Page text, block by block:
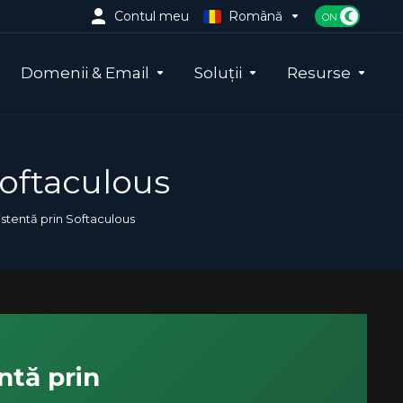
Contul meu Română
Domenii & Email Soluții Resurse
prin Softaculous
prin